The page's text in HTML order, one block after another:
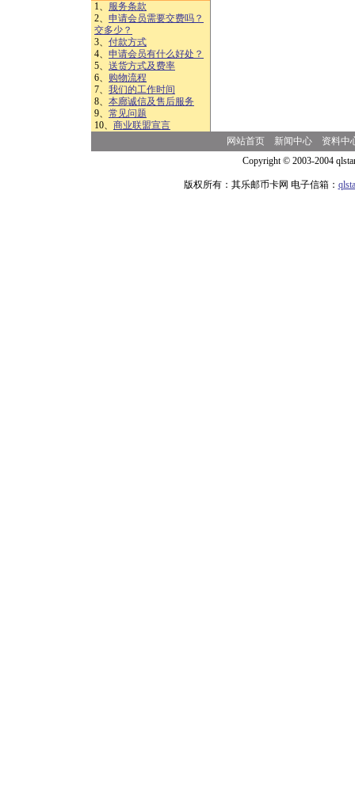
1、 服务条款
2、 申请会员需要交费吗？
交多少？
3、 付款方式
4、 申请会员有什么好处？
5、 送货方式及费率
6、 购物流程
7、 我们的工作时间
8、 本廊诚信及售后服务
9、 常见问题
10、 商业联盟宣言
网站首页 新闻中心
资料中
Copyright © 2003-2004
版权所有：其乐邮币卡网 电子信箱：